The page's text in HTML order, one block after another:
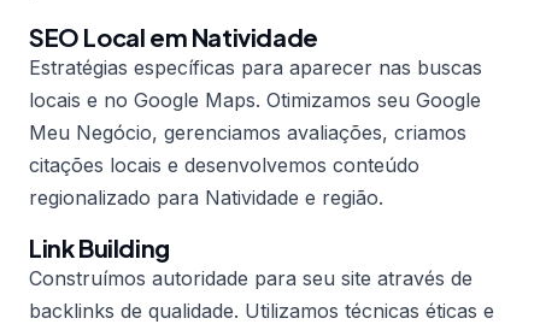
SEO Local em Natividade
Estratégias específicas para aparecer nas buscas
locais e no Google Maps. Otimizamos seu Google
Meu Negócio, gerenciamos avaliações, criamos
citações locais e desenvolvemos conteúdo
regionalizado para Natividade e região.
Link Building
Construímos autoridade para seu site através de
backlinks de qualidade. Utilizamos técnicas éticas e